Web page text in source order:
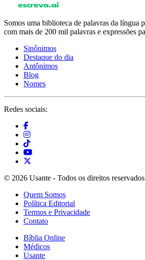
Somos uma biblioteca de palavras da língua
com mais de 200 mil palavras e expressões
Sinônimos
Destaque do dia
Antônimos
Blog
Nomes
Redes sociais:
© 2026 Usante - Todos os direitos
Quem Somos
Política Editorial
Termos e Privacidade
Contato
Bíblia Online
Médicos
Usante